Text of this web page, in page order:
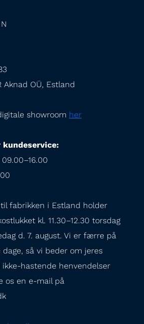
Aknad OÜ, Estland
showroom her
fabrikken i Estland holder
kl. 11.30–12.30 torsdag
d. 7. august. Vi er færre på
så vi beder om jeres
ikke-hastende henvendelser
os en e-mail på